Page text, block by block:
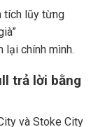
tích lũy từng
lại chính mình.
trả lời bằng
và Stoke City